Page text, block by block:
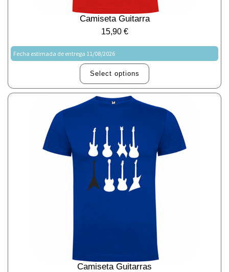
Camiseta Guitarra
15,90 €
Fecha estimada de entrega 11/08/2026
Select options
Camiseta Guitarras